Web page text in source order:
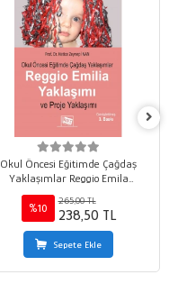
Okul Öncesi Eğitimde Çağdaş
Yaklaşımlar Reggio Emila
Yaklaşımı ve Proje Yaklaşımı
%10
265,00 TL
238,50 TL
Sepete Ekle